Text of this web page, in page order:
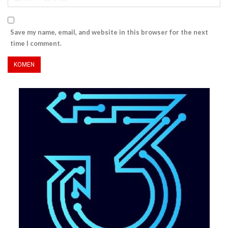
Save my name, email, and website in this browser for the next
time I comment.